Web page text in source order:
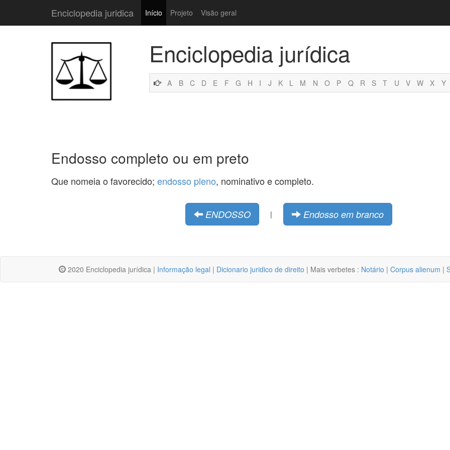
Enciclopedia juridica Início Projeto Visão geral
Enciclopedia jurídica
A B C D E F G H I J K L M N O P Q R S T U V W X Y
Endosso completo ou em preto
Que nomeia o favorecido; endosso pleno, nominativo e completo.
ENDOSSO | Endosso em branco
2020 Enciclopedia jurídica | Informação legal | Dicionario juridico de direito | Mais verbetes : Notário | Corpus alienum |